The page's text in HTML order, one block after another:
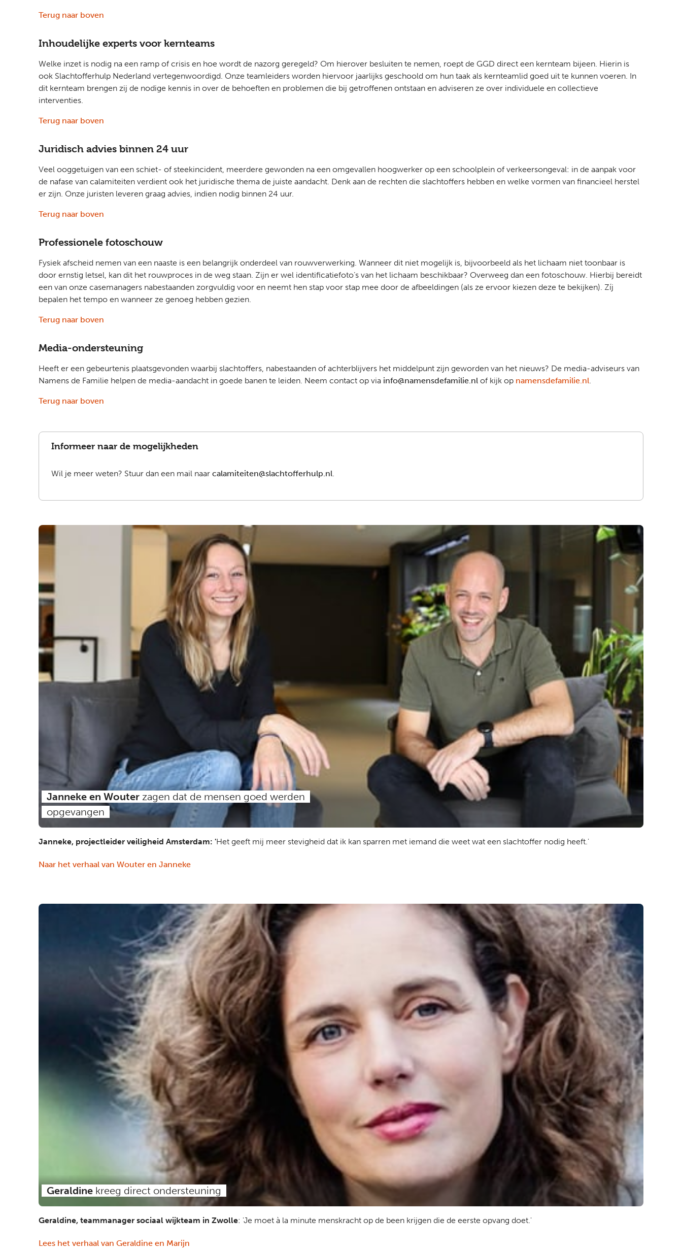
Terug naar boven
Inhoudelijke experts voor kernteams
Welke inzet is nodig na een ramp of crisis en hoe wordt de nazorg geregeld? Om hierover besluiten te nemen, roept de GGD direct een kernteam bijeen. Hierin is
ook Slachtofferhulp Nederland vertegenwoordigd. Onze teamleiders worden hiervoor jaarlijks geschoold om hun taak als kernteamlid goed uit te kunnen voeren. In
dit kernteam brengen zij de nodige kennis in over de behoeften en problemen die bij getroffenen ontstaan en adviseren ze over individuele en collectieve
interventies.
Terug naar boven
Juridisch advies binnen 24 uur
Veel ooggetuigen van een schiet- of steekincident, meerdere gewonden na een omgevallen hoogwerker op een schoolplein of verkeersongeval: in de aanpak voor
de nafase van calamiteiten verdient ook het juridische thema de juiste aandacht. Denk aan de rechten die slachtoffers hebben en welke vormen van financieel herstel
er zijn. Onze juristen leveren graag advies, indien nodig binnen 24 uur.
Terug naar boven
Professionele fotoschouw
Fysiek afscheid nemen van een naaste is een belangrijk onderdeel van rouwverwerking. Wanneer dit niet mogelijk is, bijvoorbeeld als het lichaam niet toonbaar is
door ernstig letsel, kan dit het rouwproces in de weg staan. Zijn er wel identificatiefoto’s van het lichaam beschikbaar? Overweeg dan een fotoschouw. Hierbij bereidt
een van onze casemanagers nabestaanden zorgvuldig voor en neemt hen stap voor stap mee door de afbeeldingen (als ze ervoor kiezen deze te bekijken). Zíj
bepalen het tempo en wanneer ze genoeg hebben gezien.
Terug naar boven
Media-ondersteuning
Heeft er een gebeurtenis plaatsgevonden waarbij slachtoffers, nabestaanden of achterblijvers het middelpunt zijn geworden van het nieuws? De media-adviseurs van
Namens de Familie helpen de media-aandacht in goede banen te leiden. Neem contact op via info@namensdefamilie.nl of kijk op namensdefamilie.nl.
Terug naar boven
Informeer naar de mogelijkheden
Wil je meer weten? Stuur dan een mail naar calamiteiten@slachtofferhulp.nl.
Janneke en Wouter zagen dat de mensen goed werden
opgevangen
Janneke, projectleider veiligheid Amsterdam: 'Het geeft mij meer stevigheid dat ik kan sparren met iemand die weet wat een slachtoffer nodig heeft.'
Naar het verhaal van Wouter en Janneke
Geraldine kreeg direct ondersteuning
Geraldine, teammanager sociaal wijkteam in Zwolle: 'Je moet à la minute menskracht op de been krijgen die de eerste opvang doet.'
Lees het verhaal van Geraldine en Marijn